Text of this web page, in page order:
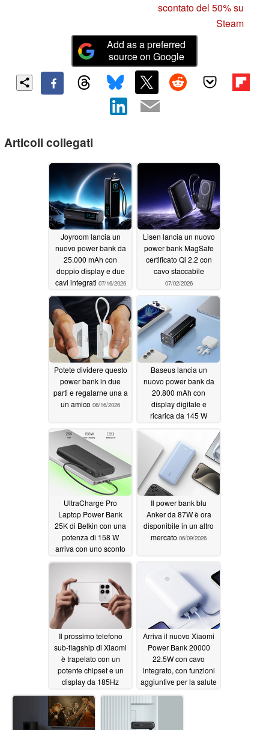
scontato del 50% su
Steam
Add as a preferred
source on Google
Articoli collegati
Joyroom lancia un
nuovo power bank da
25.000 mAh con
doppio display e due
cavi integrati 07/16/2026
Lisen lancia un nuovo
power bank MagSafe
certificato Qi 2.2 con
cavo staccabile
07/02/2026
Potete dividere questo
power bank in due
parti e regalarne una a
un amico 06/16/2026
Baseus lancia un
nuovo power bank da
20.800 mAh con
display digitale e
ricarica da 145 W
UltraCharge Pro
Laptop Power Bank
25K di Belkin con una
potenza di 158 W
arriva con uno sconto
06/10/2026
Il power bank blu
Anker da 87W è ora
disponibile in un altro
mercato 06/09/2026
Il prossimo telefono
sub-flagship di Xiaomi
è trapelato con un
potente chipset e un
display da 185Hz
06/09/2026
Arriva il nuovo Xiaomi
Power Bank 20000
22.5W con cavo
integrato, con funzioni
aggiuntive per la salute